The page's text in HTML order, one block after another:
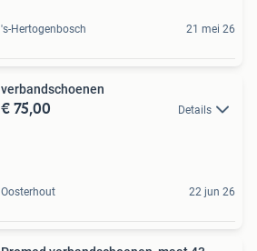
's-Hertogenbosch 21 mei 26
verbandschoenen
€ 75,00 Details
Oosterhout 22 jun 26